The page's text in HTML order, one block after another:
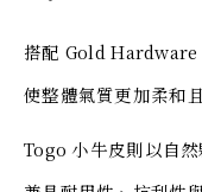
搭配 Gold Hardware
使整體氣質更加柔和
Togo 小牛皮則以自